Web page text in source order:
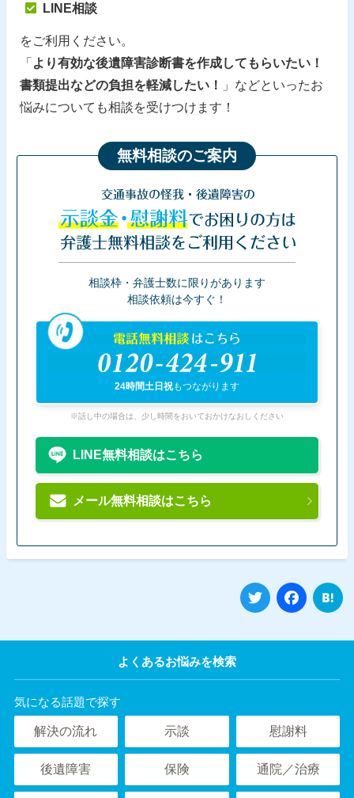
LINE相談
をご利用ください。
「 より有効な後遺障害診断書を作成してもらいたい！
書類提出などの負担を軽減したい！
」などといったお
悩みについても相談を受けつけます！
無料相談のご案内
交通事故の怪我・後遺障害の
示談金・慰謝料でお困りの方は
弁護士無料相談をご利用ください
相談枠・弁護士数に限りがあります
相談依頼は今すぐ！
電話無料相談はこちら
0120-424-911
24時間土日祝もつながります
※話し中の場合は、少し時間をおいておかけなおしください
LINE無料相談はこちら
メール無料相談はこちら
Twitter
よくあるお悩みを検索
気になる話題で探す
解決の流れ 示談 慰謝料
後遺障害 保険 通院／治療